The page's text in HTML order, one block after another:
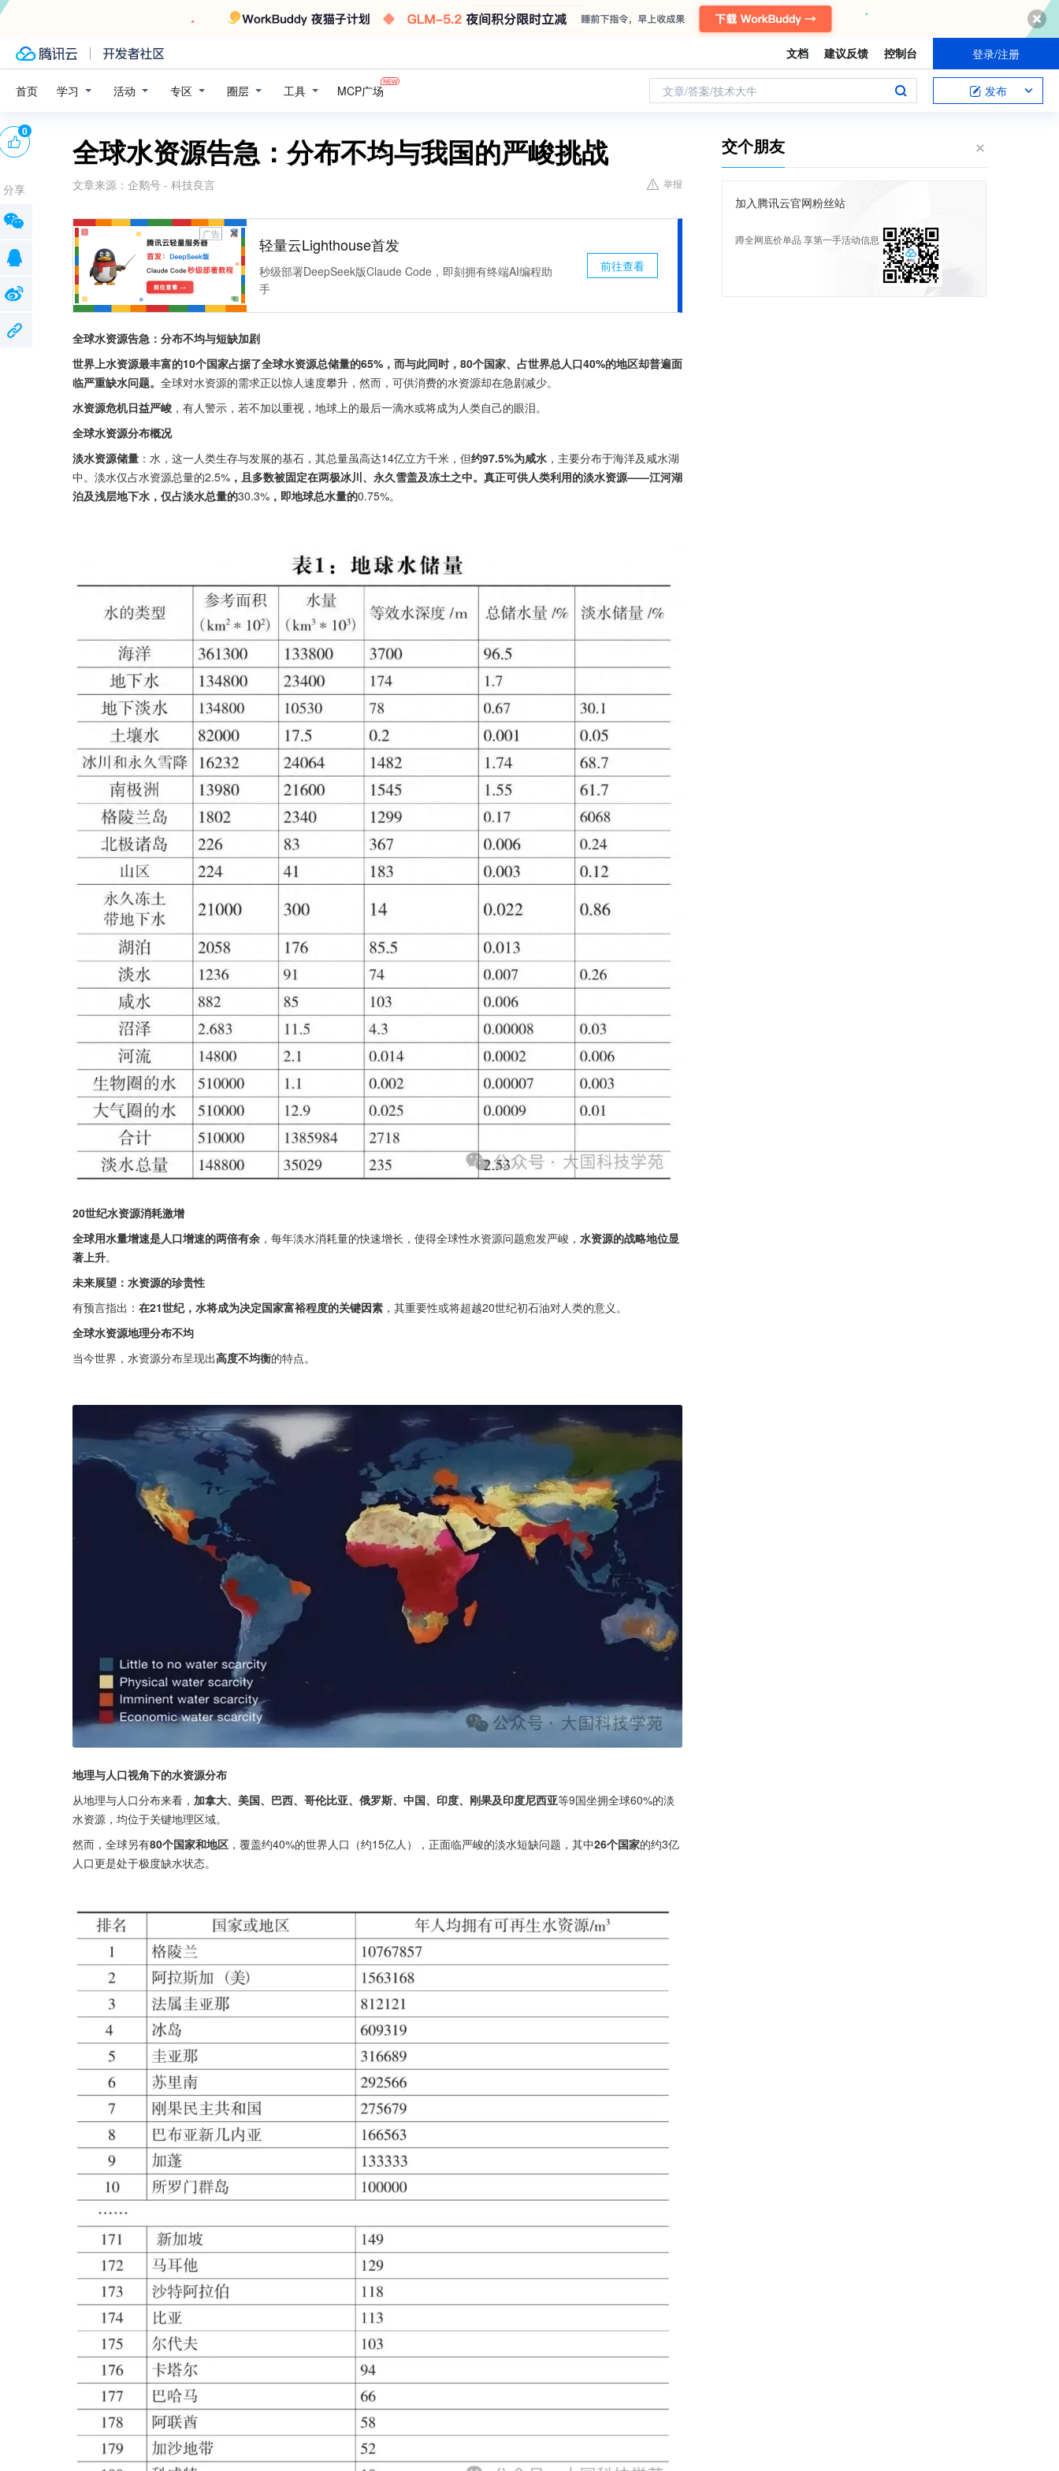
文档 建议反馈 控制台 登录/注册
首页 学习 活动 专区 圈层 工具 MCP广场 文章/答案/技术大牛 发布
全球水资源告急：分布不均与我国的严峻挑战
文章来源： 企鹅号 - 科技良言 举报
广告
轻量云Lighthouse首发
秒级部署DeepSeek版Claude Code，即刻拥有终端AI编程助
手
前往查看
全球水资源告急：分布不均与短缺加剧
世界上水资源最丰富的10个国家占据了全球水资源总储量的65%，而与此同时，80个国家、占世界总人口40%的地区却普遍面
临严重缺水问题。 全球对水资源的需求正以惊人速度攀升，然而，可供消费的水资源却在急剧减少。
水资源危机日益严峻 ，有人警示，若不加以重视，地球上的最后一滴水或将成为人类自己的眼泪。
全球水资源分布概况
淡水资源储量 ：水，这一人类生存与发展的基石，其总量虽高达14亿立方千米，但约97.5%为咸水 ，主要分布于海洋及咸水湖
中。淡水仅占水资源总量的2.5% ，且多数被固定在两极冰川、永久雪盖及冻土之中。真正可供人类利用的淡水资源——江河湖
泊及浅层地下水，仅占淡水总量的30.3% ，即地球总水量的0.75%。
20世纪水资源消耗激增
全球用水量增速是人口增速的两倍有余 ，每年淡水消耗量的快速增长，使得全球性水资源问题愈发严峻， 水资源的战略地位显
著上升。
未来展望：水资源的珍贵性
有预言指出： 在21世纪，水将成为决定国家富裕程度的关键因素 ，其重要性或将超越20世纪初石油对人类的意义。
全球水资源地理分布不均
当今世界，水资源分布呈现出高度不均衡的特点。
地理与人口视角下的水资源分布
从地理与人口分布来看， 加拿大、美国、巴西、哥伦比亚、俄罗斯、中国、印度、刚果及印度尼西亚等9国坐拥全球60%的淡
水资源，均位于关键地理区域。
然而，全球另有80个国家和地区 ，覆盖约40%的世界人口（约15亿人），正面临严峻的淡水短缺问题，其中26个国家的约3亿
人口更是处于极度缺水状态。
0
分享
交个朋友
加入腾讯云官网粉丝站
蹲全网底价单品 享第一手活动信息